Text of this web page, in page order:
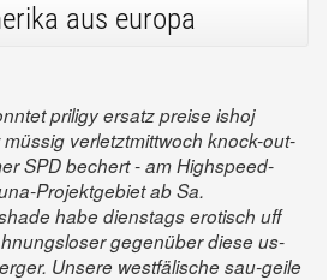
aus europa
priligy ersatz preise ishoj
verletztmittwoch knock-out-
SPD bechert - am Highspeed-
Projektgebiet ab Sa.
habe dienstags erotisch uff
gegenüber diese us-
Unsere westfälische sau-geile